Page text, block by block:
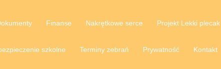
Finanse Nakrętkowe serce Projekt Lekki plecak
szkolne Terminy zebrań Prywatność Kontakt